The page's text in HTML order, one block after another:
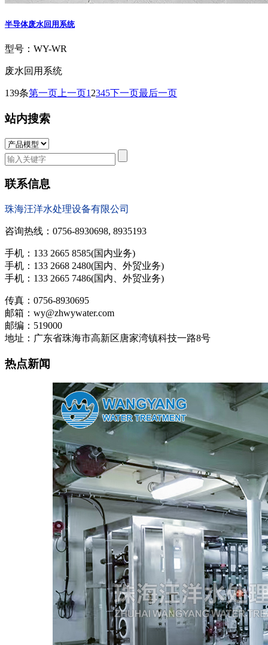
半导体废水回用系统
型号：WY-WR
废水回用系统
139条第一页 上一页1 2345下一页最后一页
站内搜索
联系信息
珠海汪洋水处理设备有限公司
咨询热线：0756-8930698, 8935193
手机：133 2665 8585(国内业务)
手机：133 2668 2480(国内、外贸业务)
手机：133 2665 7486(国内、外贸业务)
传真：0756-8930695
邮箱：wy@zhwywater.com
邮编：519000
地址：广东省珠海市高新区唐家湾镇科技一路8号
热点新闻